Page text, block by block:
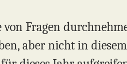
Fragen
aber nicht in